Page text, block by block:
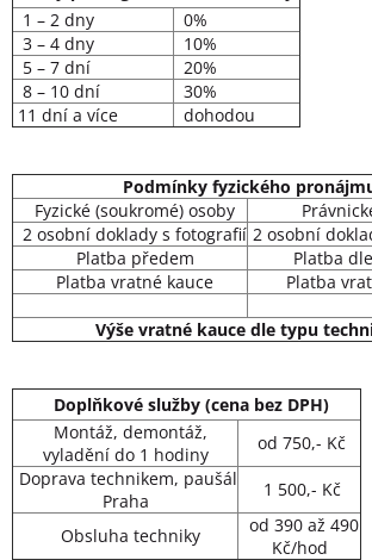
1 – 2 dny
0%
3 – 4 dny
10%
5 – 7 dní
20%
8 – 10 dní
30%
11 dní a více
dohodou
Podmínky fyzického
Fyzické (soukromé) osoby
2 osobní doklady s fotografií 2 osobní
Platba předem
Platba
Platba vratné kauce
Platba
Výše vratné kauce dle typu
Doplňkové služby (cena bez DPH)
Montáž, demontáž,
vyladění do 1 hodiny
od 750,- Kč
Doprava technikem, paušál
Praha
1 500,- Kč
Obsluha techniky
od 390 až 490
Kč/hod